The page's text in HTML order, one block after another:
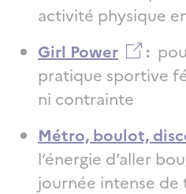
activité physique
Girl Power
:
pratique sportive
ni contrainte
Métro, boulot,
l’énergie d’aller
journée intense de